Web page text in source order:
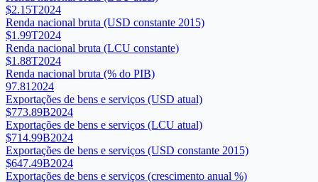
$2.15T2024
Renda nacional bruta (USD constante 2015)
$1.99T2024
Renda nacional bruta (LCU constante)
$1.88T2024
Renda nacional bruta (% do PIB)
97.81 2024
Exportações de bens e serviços (USD atual)
$773.89B2024
Exportações de bens e serviços (LCU atual)
$714.99B2024
Exportações de bens e serviços (USD constante 2015)
$647.49B2024
Exportações de bens e serviços (crescimento anual %)